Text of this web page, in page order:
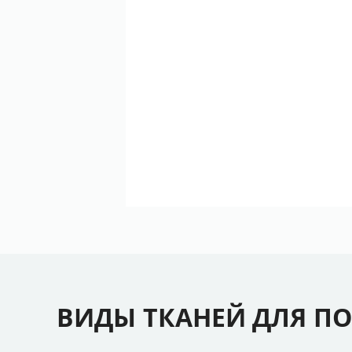
ВИДЫ ТКАНЕЙ ДЛЯ